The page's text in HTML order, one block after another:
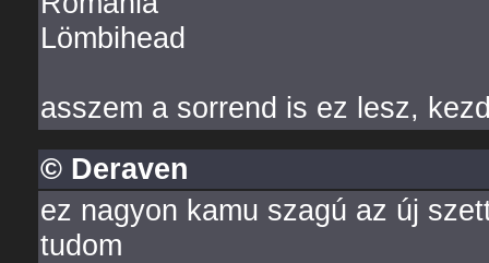
Lömbihead
asszem a sorrend is ez lesz,
© Deraven
ez nagyon kamu szagú az új
tudom